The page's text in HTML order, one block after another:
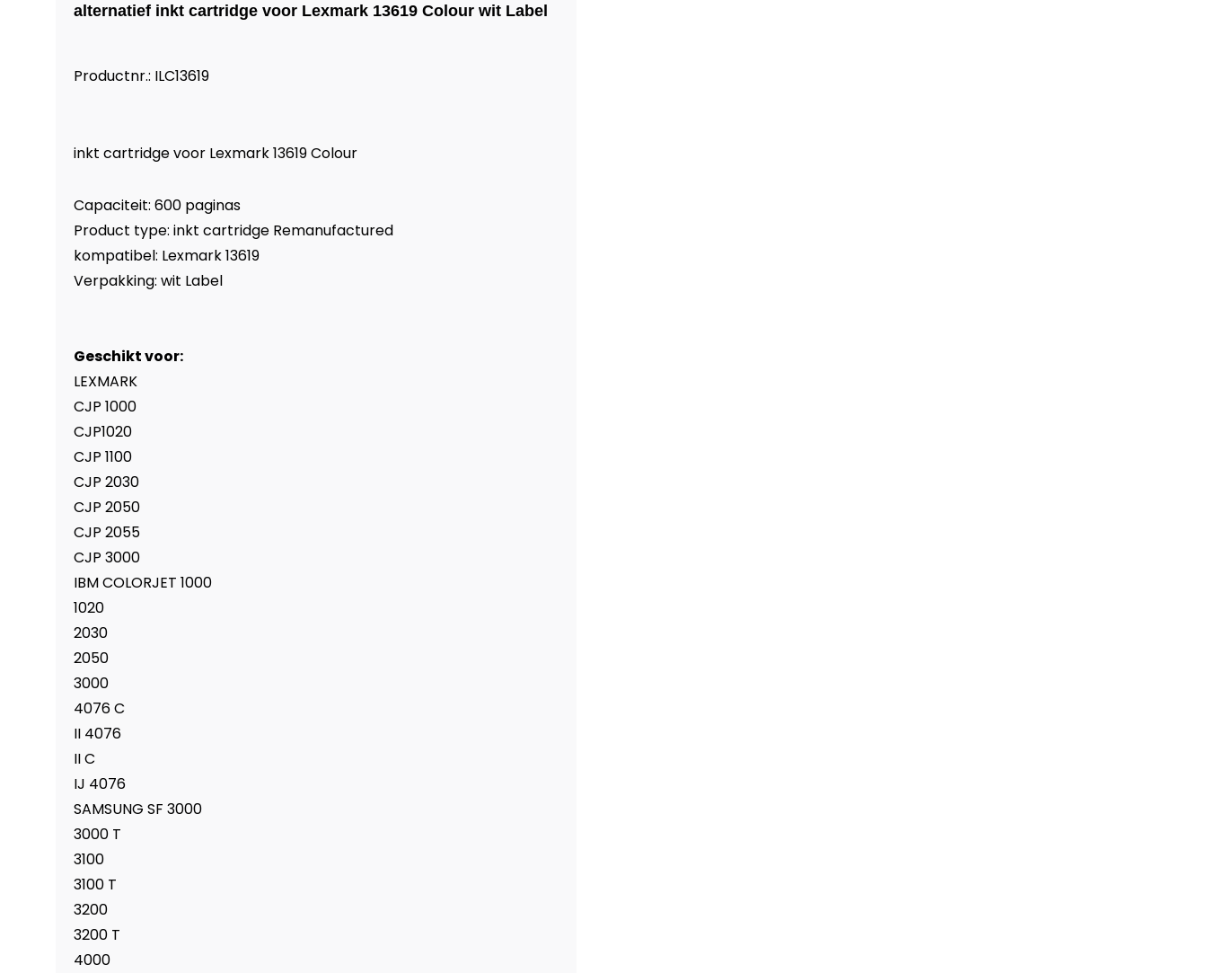
alternatief inkt cartridge voor Lexmark 13619 Colour wit Label
Productnr.: ILC13619
inkt cartridge voor Lexmark 13619 Colour
Capaciteit: 600 paginas
Product type: inkt cartridge Remanufactured
kompatibel: Lexmark 13619
Verpakking: wit Label
Geschikt voor:
LEXMARK
CJP 1000
CJP1020
CJP 1100
CJP 2030
CJP 2050
CJP 2055
CJP 3000
IBM COLORJET 1000
1020
2030
2050
3000
4076 C
II 4076
II C
IJ 4076
SAMSUNG SF 3000
3000 T
3100
3100 T
3200
3200 T
4000